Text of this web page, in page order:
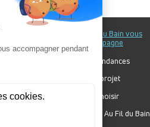
Au fil du Bain vous
accompagne
Nos tendances
Votre projet
Bien choisir
Forum Au Fil du Bain